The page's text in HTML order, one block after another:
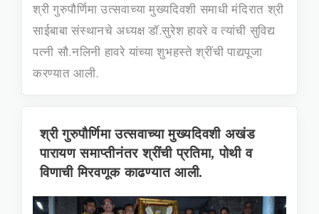
श्री गुरुपौर्णिमा उत्सवाच्या मुख्यदिवशी समाधी मंदिरात श्री
साईबाबा संस्थानचे अध्यक्ष डॉ.सुरेश हावरे व त्यांची सुविद्य
पत्नी सौ.नलिनी हावरे यांच्या शुभहस्ते श्रींची पाद्यपूजा
करण्यात आली.
श्री गुरुपौर्णिमा उत्सवाच्या मुख्यदिवशी अखंड
पारायण समाप्तीनंतर श्रींची प्रतिमा, पोथी व
विणाची मिरवणूक काढण्यात आली.